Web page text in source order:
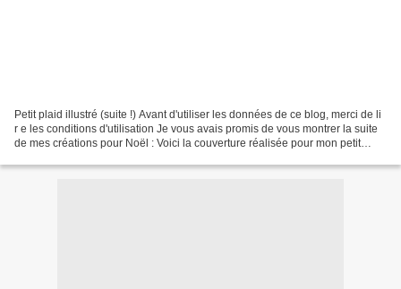
Petit plaid illustré (suite !) Avant d'utiliser les données de ce blog, merci de li
r e les conditions d'utilisation Je vous avais promis de vous montrer la suite
de mes créations pour Noël : Voici la couverture réalisée pour mon petit